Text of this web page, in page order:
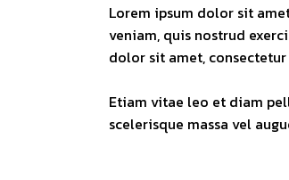
Lorem ipsum dolor sit
veniam, quis nostrud
dolor sit amet,
Etiam vitae leo et diam
scelerisque massa vel